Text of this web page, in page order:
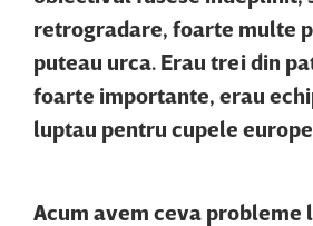
retrogradare, foarte multe
puteau urca. Erau trei din
foarte importante, erau
luptau pentru cupele
Acum avem ceva probleme